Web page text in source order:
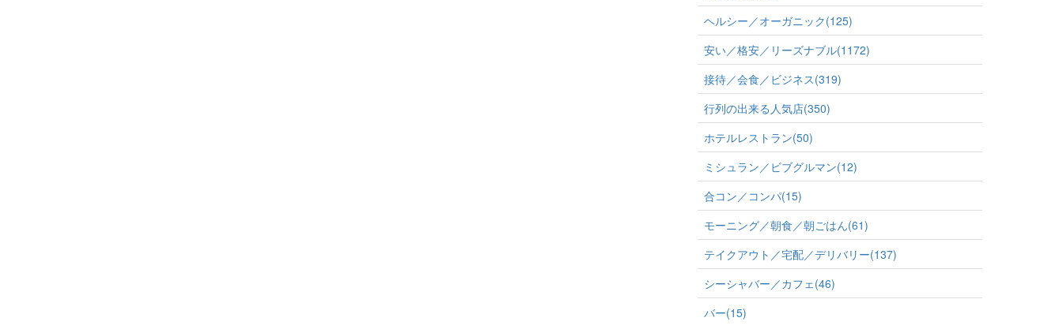
ヘルシー／オーガニック(125)
安い／格安／リーズナブル(1172)
接待／会食／ビジネス(319)
行列の出来る人気店(350)
ホテルレストラン(50)
ミシュラン／ビブグルマン(12)
合コン／コンパ(15)
モーニング／朝食／朝ごはん(61)
テイクアウト／宅配／デリバリー(137)
シーシャバー／カフェ(46)
バー(15)